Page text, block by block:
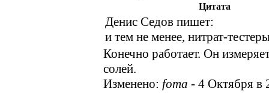
Цитата
Денис Седов пишет:
и тем не менее, нитрат-
Конечно работает. Он
солей.
Изменено: foma - 4 Октября в